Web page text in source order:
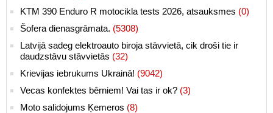
KTM 390 Enduro R motocikla tests 2026, atsauksmes (0)
Šofera dienasgrāmata. (5308)
Latvijā sadeg elektroauto biroja stāvvietā, cik droši tie ir
daudzstāvu stāvvietās (32)
Krievijas iebrukums Ukrainā! (9042)
Vecas konfektes bērniem! Vai tas ir ok? (3)
Moto salidojums Ķemeros (8)